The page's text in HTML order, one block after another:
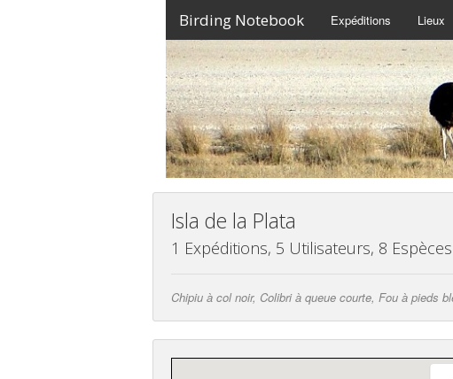
Birding Notebook Expéditions Lieux
Isla de la Plata
1 Expéditions, 5 Utilisateurs, 8 Espèces
Chipiu à col noir, Colibri à queue courte, Fou à pieds